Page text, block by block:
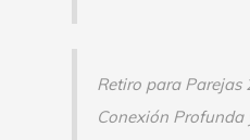
Retiro para Parejas
Conexión